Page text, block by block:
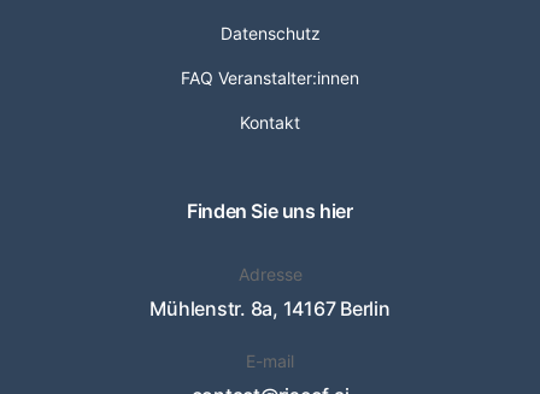
Datenschutz
FAQ Veranstalter:innen
Kontakt
Finden Sie uns hier
Adresse
Mühlenstr. 8a, 14167 Berlin
E-mail